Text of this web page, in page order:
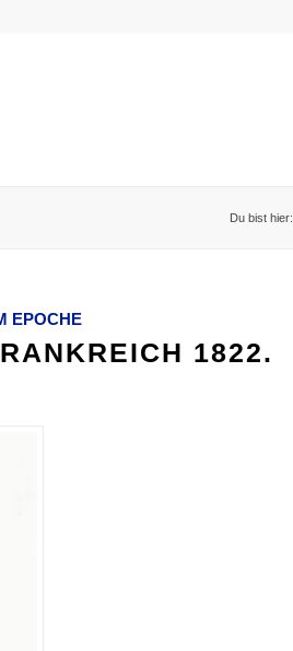
Du bist hier:
EPOCHE
1822.